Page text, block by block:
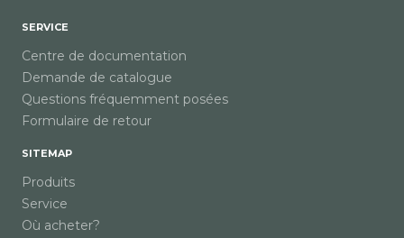
SERVICE
Centre de documentation
Demande de catalogue
Questions fréquemment posées
Formulaire de retour
SITEMAP
Produits
Service
Où acheter?